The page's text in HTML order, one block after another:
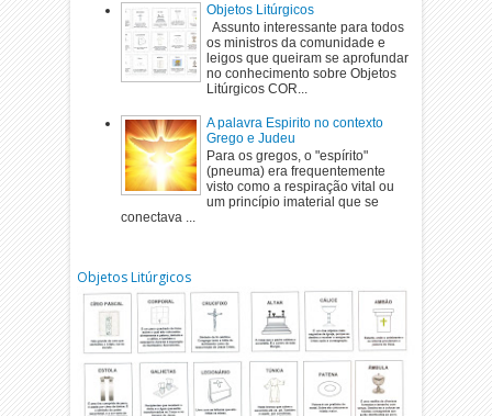
Objetos Litúrgicos
Assunto interessante para todos
os ministros da comunidade e
leigos que queiram se aprofundar
no conhecimento sobre Objetos
Litúrgicos COR...
A palavra Espirito no contexto
Grego e Judeu
Para os gregos, o "espírito"
(pneuma) era frequentemente
visto como a respiração vital ou
um princípio imaterial que se
conectava ...
Objetos Litúrgicos